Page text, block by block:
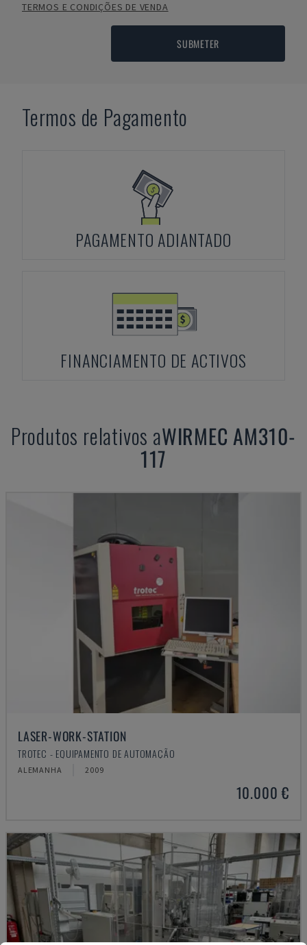
TERMOS E CONDIÇÕES DE VENDA
SUBMETER
Termos de Pagamento
PAGAMENTO ADIANTADO
FINANCIAMENTO DE ACTIVOS
Produtos relativos aWIRMEC AM310-
117
LASER-WORK-STATION
TROTEC - EQUIPAMENTO DE AUTOMAÇÃO
ALEMANHA 2009
10.000 €